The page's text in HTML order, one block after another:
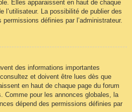
Elles apparaissent en haut de chaque
l’utilisateur. La possibilité de publier des
définies par l’administrateur.
des informations importantes
et doivent être lues dès que
en haut de chaque page du forum
Comme pour les annonces globales, la
dépend des permissions définies par